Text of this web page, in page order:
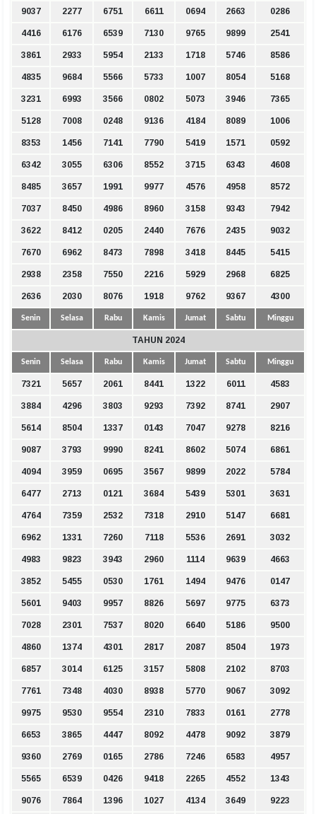
9037 2277 6751 6611 0694 2663 0286
4416 6176 6539 7130 9765 9899 2541
3861 2933 5954 2133 1718 5746 8586
4835 9684 5566 5733 1007 8054 5168
3231 6993 3566 0802 5073 3946 7365
5128 7008 0248 9136 4184 8089 1006
8353 1456 7141 7790 5419 1571 0592
6342 3055 6306 8552 3715 6343 4608
8485 3657 1991 9977 4576 4958 8572
7037 8450 4986 8960 3158 9343 7942
3622 8412 0205 2440 7676 2435 9032
7670 6962 8473 7898 3418 8445 5415
2938 2358 7550 2216 5929 2968 6825
2636 2030 8076 1918 9762 9367 4300
Senin Selasa Rabu Kamis Jumat Sabtu Minggu
TAHUN 2024
Senin Selasa Rabu Kamis Jumat Sabtu Minggu
7321 5657 2061 8441 1322 6011 4583
3884 4296 3803 9293 7392 8741 2907
5614 8504 1337 0143 7047 9278 8216
9087 3793 9990 8241 8602 5074 6861
4094 3959 0695 3567 9899 2022 5784
6477 2713 0121 3684 5439 5301 3631
4764 7359 2532 7318 2910 5147 6681
6962 1331 7260 7118 5536 2691 3032
4983 9823 3943 2960 1114 9639 4663
3852 5455 0530 1761 1494 9476 0147
5601 9403 9957 8826 5697 9775 6373
7028 2301 7537 8020 6640 5186 9500
4860 1374 4301 2817 2087 8504 1973
6857 3014 6125 3157 5808 2102 8703
7761 7348 4030 8938 5770 9067 3092
9975 9530 9554 2310 7833 0161 2778
6653 3865 4447 8092 4478 9092 3879
9360 2769 0165 2786 7246 6583 4957
5565 6539 0426 9418 2265 4552 1343
9076 7864 1396 1027 4134 3649 9223